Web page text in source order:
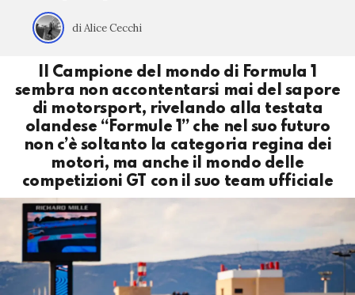
di Alice Cecchi
Il Campione del mondo di Formula 1
sembra non accontentarsi mai del sapore
di motorsport, rivelando alla testata
olandese “Formule 1” che nel suo futuro
non c’è soltanto la categoria regina dei
motori, ma anche il mondo delle
competizioni GT con il suo team ufficiale